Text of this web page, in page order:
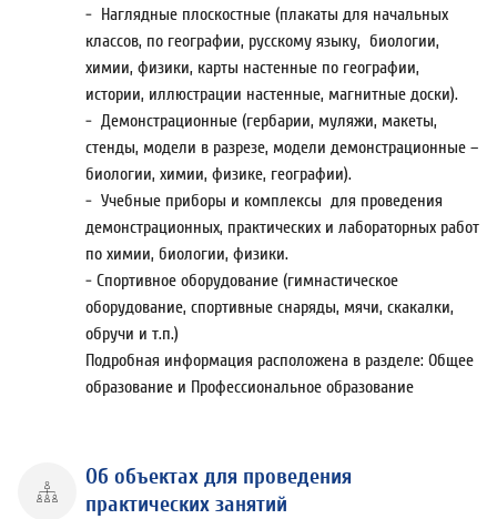
- Наглядные плоскостные (плакаты для начальных
классов, по географии, русскому языку, биологии,
химии, физики, карты настенные по географии,
истории, иллюстрации настенные, магнитные доски).
- Демонстрационные (гербарии, муляжи, макеты,
стенды, модели в разрезе, модели демонстрационные –
биологии, химии, физике, географии).
- Учебные приборы и комплексы для проведения
демонстрационных, практических и лабораторных работ
по химии, биологии, физики.
- Спортивное оборудование (гимнастическое
оборудование, спортивные снаряды, мячи, скакалки,
обручи и т.п.)
Подробная информация расположена в разделе: Общее
образование и Профессиональное образование
Об объектах для проведения
практических занятий